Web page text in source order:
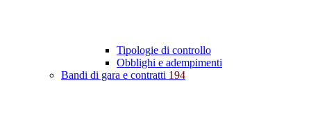
Tipologie di controllo
Obblighi e adempimenti
Bandi di gara e contratti 194